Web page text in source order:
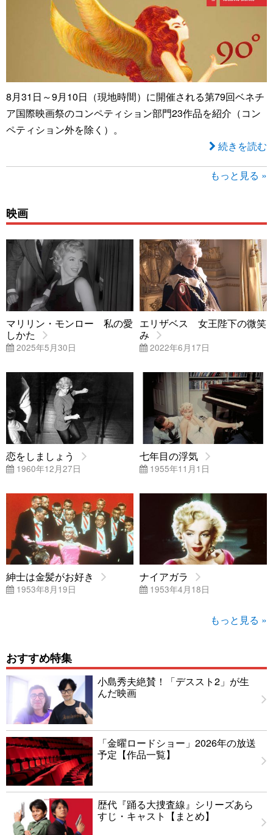
8月31日～9月10日（現地時間）に開催される第79回ベネチ
ア国際映画祭のコンペティション部門23作品を紹介（コン
ペティション外を除く）。
続きを読む
もっと見る »
映画
マリリン・モンロー 私の愛
しかた
2025年5月30日
エリザベス 女王陛下の微笑
み
2022年6月17日
恋をしましょう
1960年12月27日
七年目の浮気
1955年11月1日
紳士は金髪がお好き
1953年8月19日
ナイアガラ
1953年4月18日
もっと見る »
おすすめ特集
小島秀夫絶賛！「デススト2」が生
んだ映画
「金曜ロードショー」2026年の放送
予定【作品一覧】
歴代『踊る大捜査線』シリーズあら
すじ・キャスト【まとめ】